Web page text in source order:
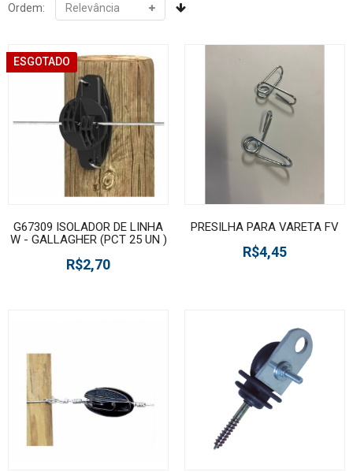
Ordem:
ESGOTADO
G67309 ISOLADOR DE LINHA
W - GALLAGHER (PCT 25 UN )
R$2,70
PRESILHA PARA VARETA FV
R$4,45